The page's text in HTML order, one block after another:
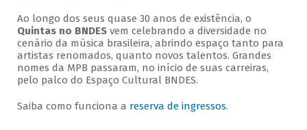
Ao longo dos seus quase 30 anos de existência, o
Quintas no BNDESvem celebrando a diversidade no
cenário da música brasileira, abrindo espaço tanto para
artistas renomados, quanto novos talentos. Grandes
nomes da MPB passaram, no início de suas carreiras,
pelo palco do Espaço Cultural BNDES.
Saiba como funciona a reserva de ingressos.